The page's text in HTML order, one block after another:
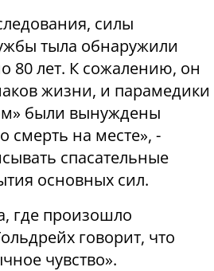
силы
тыла обнаружили
80 лет. К сожалению, он
жизни, и парамедики
были вынуждены
смерть на месте», -
спасательные
основных сил.
где произошло
говорит, что
чувство».